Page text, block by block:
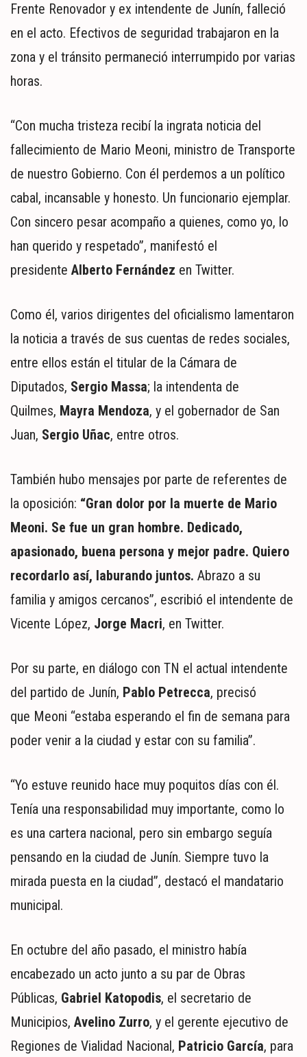
Frente Renovador y ex intendente de Junín, falleció
en el acto. Efectivos de seguridad trabajaron en la
zona y el tránsito permaneció interrumpido por varias
horas.
“Con mucha tristeza recibí la ingrata noticia del
fallecimiento de Mario Meoni, ministro de Transporte
de nuestro Gobierno. Con él perdemos a un político
cabal, incansable y honesto. Un funcionario ejemplar.
Con sincero pesar acompaño a quienes, como yo, lo
han querido y respetado”, manifestó el
presidente Alberto Fernández en Twitter.
Como él, varios dirigentes del oficialismo lamentaron
la noticia a través de sus cuentas de redes sociales,
entre ellos están el titular de la Cámara de
Diputados, Sergio Massa; la intendenta de
Quilmes, Mayra Mendoza, y el gobernador de San
Juan, Sergio Uñac, entre otros.
También hubo mensajes por parte de referentes de
la oposición: “Gran dolor por la muerte de Mario
Meoni. Se fue un gran hombre. Dedicado,
apasionado, buena persona y mejor padre. Quiero
recordarlo así, laburando juntos. Abrazo a su
familia y amigos cercanos”, escribió el intendente de
Vicente López, Jorge Macri, en Twitter.
Por su parte, en diálogo con TN el actual intendente
del partido de Junín, Pablo Petrecca, precisó
que Meoni “estaba esperando el fin de semana para
poder venir a la ciudad y estar con su familia”.
“Yo estuve reunido hace muy poquitos días con él.
Tenía una responsabilidad muy importante, como lo
es una cartera nacional, pero sin embargo seguía
pensando en la ciudad de Junín. Siempre tuvo la
mirada puesta en la ciudad”, destacó el mandatario
municipal.
En octubre del año pasado, el ministro había
encabezado un acto junto a su par de Obras
Públicas, Gabriel Katopodis, el secretario de
Municipios, Avelino Zurro, y el gerente ejecutivo de
Regiones de Vialidad Nacional, Patricio García, para